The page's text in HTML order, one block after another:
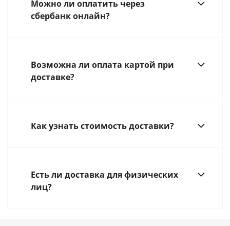
Можно ли оплатить через
сбербанк онлайн?
Возможна ли оплата картой при
доставке?
Как узнать стоимость доставки?
Есть ли доставка для физических
лиц?